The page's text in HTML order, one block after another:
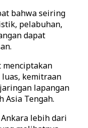
bahwa seiring
pelabuhan,
dapat
menciptakan
kemitraan
lapangan
Asia Tengah.
lebih dari